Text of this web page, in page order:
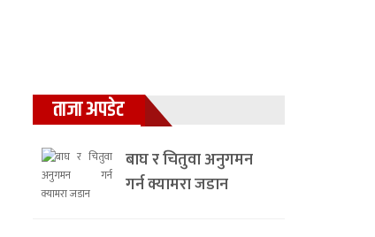
ताजा अपडेट
बाघ र चितुवा अनुगमन
गर्न क्यामरा जडान